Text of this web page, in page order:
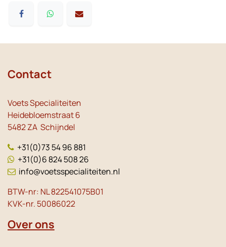
Contact
Voets Specialiteiten
Heidebloemstraat 6
5482 ZA Schijndel
+31(0)73 54 96 881
+31(0)6 824 508 26
info@voetsspecialiteiten.nl
BTW-nr: NL 822541075B01
KVK-nr. 50086022
Over ons